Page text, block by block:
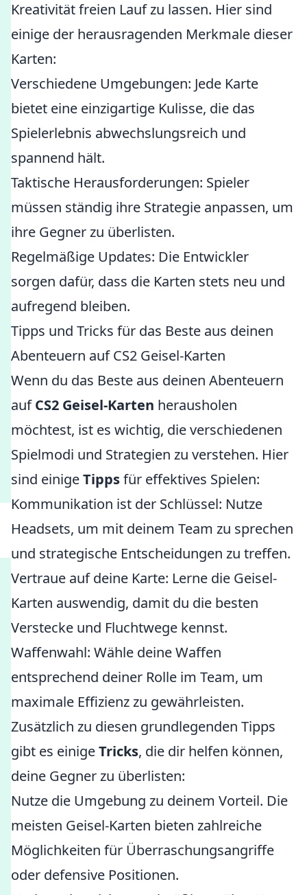
Kreativität freien Lauf zu lassen. Hier sind
einige der herausragenden Merkmale dieser
Karten:
Verschiedene Umgebungen: Jede Karte
bietet eine einzigartige Kulisse, die das
Spielerlebnis abwechslungsreich und
spannend hält.
Taktische Herausforderungen: Spieler
müssen ständig ihre Strategie anpassen, um
ihre Gegner zu überlisten.
Regelmäßige Updates: Die Entwickler
sorgen dafür, dass die Karten stets neu und
aufregend bleiben.
Tipps und Tricks für das Beste aus deinen
Abenteuern auf CS2 Geisel-Karten
Wenn du das Beste aus deinen Abenteuern
aufCS2 Geisel-Karten herausholen
möchtest, ist es wichtig, die verschiedenen
Spielmodi und Strategien zu verstehen. Hier
sind einigeTippsfür effektives Spielen:
Kommunikation ist der Schlüssel: Nutze
Headsets, um mit deinem Team zu sprechen
und strategische Entscheidungen zu treffen.
Vertraue auf deine Karte: Lerne die Geisel-
Karten auswendig, damit du die besten
Verstecke und Fluchtwege kennst.
Waffenwahl: Wähle deine Waffen
entsprechend deiner Rolle im Team, um
maximale Effizienz zu gewährleisten.
Zusätzlich zu diesen grundlegenden Tipps
gibt es einigeTricks, die dir helfen können,
deine Gegner zu überlisten:
Nutze die Umgebung zu deinem Vorteil. Die
meisten Geisel-Karten bieten zahlreiche
Möglichkeiten für Überraschungsangriffe
oder defensive Positionen.